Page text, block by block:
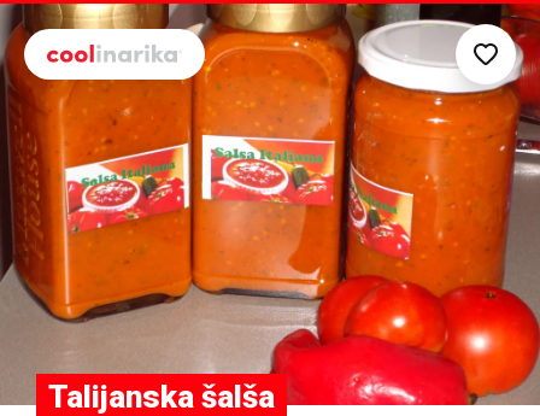
Preskoči na glavni sadržaj
Talijanska šalša